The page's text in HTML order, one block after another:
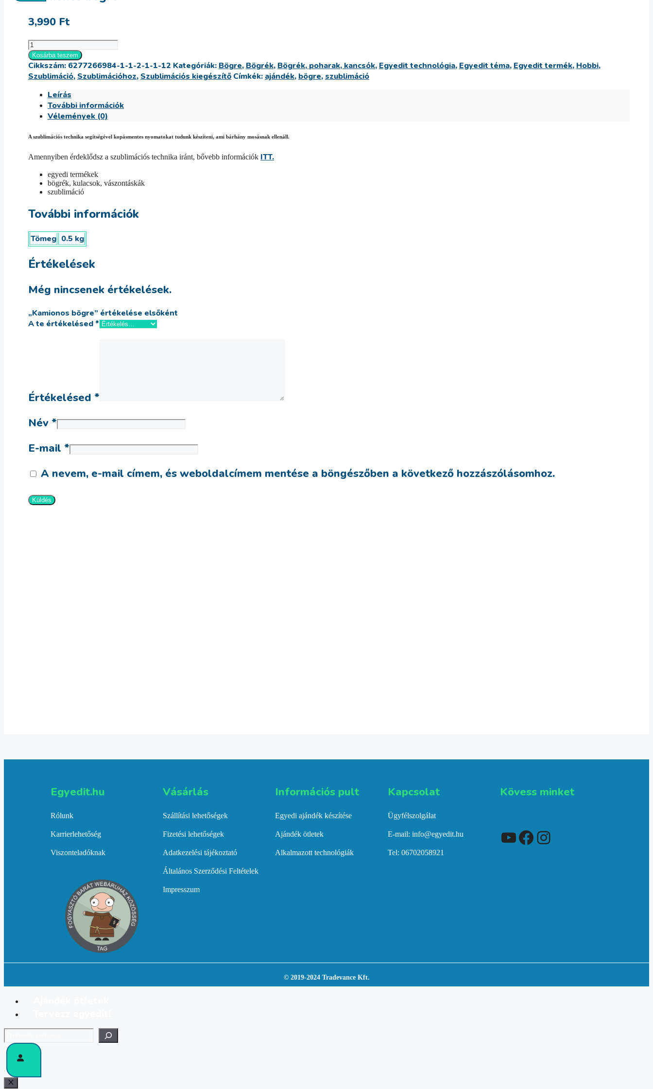
3,990 Ft
Kamionos
bögre
mennyiség
Kosárba teszem
Cikkszám: 6277266984-1-1-2-1-1-12 Kategóriák: Bögre, Bögrék, Bögrék, poharak, kancsók, Egyedit technológia, Egyedit téma, Egyedit termék, Hobbi,
Szublimáció, Szublimációhoz, Szublimációs kiegészítő Címkék: ajándék, bögre, szublimáció
Leírás
További információk
Vélemények (0)
A szublimációs technika segítségével kopásmentes nyomatokat tudunk készíteni, ami bárhány mosásnak ellenáll.
Amennyiben érdeklődsz a szublimációs technika iránt, bővebb információk ITT.
egyedi termékek
bögrék, kulacsok, vászontáskák
szublimáció
További információk
Tömeg 0.5 kg
Értékelések
Még nincsenek értékelések.
„Kamionos bögre” értékelése elsőként
A te értékelésed *
Értékelésed *
Név *
E-mail *
A nevem, e-mail címem, és weboldalcímem mentése a böngészőben a következő hozzászólásomhoz.
Egyedit.hu
Rólunk
Karrierlehetőség
Viszonteladóknak
Vásárlás​
Szállítási lehetőségek
Fizetési lehetőségek
Adatkezelési tájékoztató
Általános Szerződési Feltételek
Impresszum
Információs pult​
Egyedi ajándék készítése
Ajándék ötletek
Alkalmazott technológiák
Kapcsolat​
Ügyfélszolgálat
E-mail: info@egyedit.hu
Tel: 06702058921
Kövess minket
YouTube
Facebook
Instagram
© 2019-2024 Tradevance Kft.
Keresés